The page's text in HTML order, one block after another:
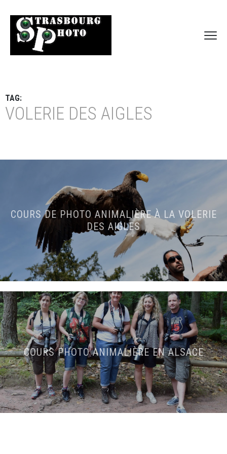
TAG:
VOLERIE DES AIGLES
COURS DE PHOTO ANIMALIÈRE À LA VOLERIE
DES AIGLES
COURS PHOTO ANIMALIÈRE EN ALSACE